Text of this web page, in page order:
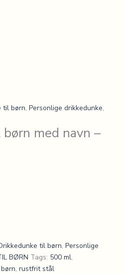
til børn, Personlige drikkedunke,
med navn –
til børn, Personlige
BØRN Tags: 500 ml,
, rustfrit stål